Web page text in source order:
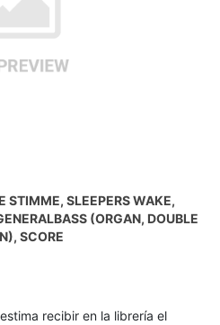
STIMME, SLEEPERS WAKE,
(ORGAN, DOUBLE
SCORE
recibir en la librería el